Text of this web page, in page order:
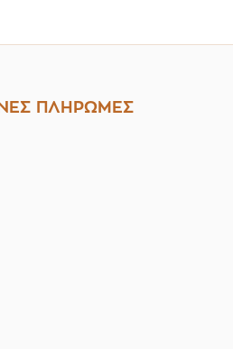
ΠΛΗΡΩΜΕΣ